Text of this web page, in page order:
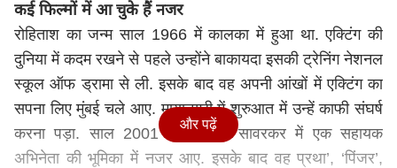
कई फिल्मों में आ चुके हैं नजर
रोहिताश का जन्म साल 1966 में कालका में हुआ था. एक्टिंग की
दुनिया में कदम रखने से पहले उन्होंने बाकायदा इसकी ट्रेनिंग नेशनल
स्कूल ऑफ ड्रामा से ली. इसके बाद वह अपनी आंखों में एक्टिंग का
सपना लिए मुंबई चले आए. मायानगरी में शुरुआत में उन्हें काफी संघर्ष
करना पड़ा. साल 2001 में वह वीर सावरकर में एक सहायक
अभिनेता की भूमिका में नजर आए. इसके बाद वह प्रथा’, ‘पिंजर’,
और पढ़ें